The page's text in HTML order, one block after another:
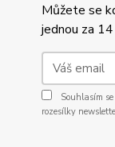
Můžete se
jednou za 14
Souhlasím se
rozesílky